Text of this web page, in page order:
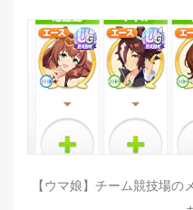
【ウマ娘】チーム競技場